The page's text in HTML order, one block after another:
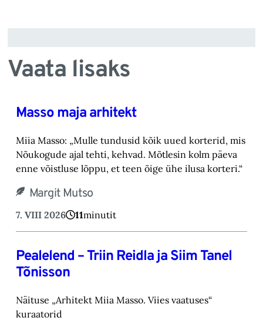
Vaata lisaks
Masso maja arhitekt
Miia Masso: „Mulle tundusid kõik uued korterid, mis
Nõukogude ajal tehti, kehvad. Mõtlesin kolm päeva
enne võistluse lõppu, et teen õige ühe ilusa korteri.“
Margit Mutso
7. VIII 2026 11minutit
Pealelend – Triin Reidla ja Siim Tanel
Tõnisson
Näituse „Arhitekt Miia Masso. Viies vaatuses“
kuraatorid